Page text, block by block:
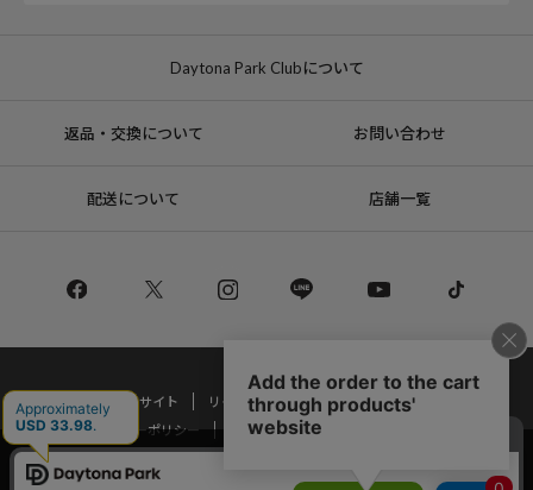
Daytona Park Clubについて
返品・交換について お問い合わせ
配送について 店舗一覧
コーポレートサイト リクルート
サステナブルマークについて
プライバシーポリシー
特定商取引法・古物営業法に基づく表記
当サイトでは利用体験の向上およびコンテンツの最適な提供、トラフィック